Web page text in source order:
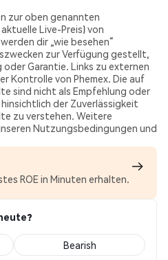
zur oben genannten
Live-Preis) von
dir „wie besehen“
zur Verfügung gestellt,
Garantie. Links zu externen
Kontrolle von Phemex. Die auf
sind nicht als Empfehlung oder
der Zuverlässigkeit
zu verstehen. Weitere
Nutzungsbedingungen und
ROE in Minuten erhalten.
Bearish